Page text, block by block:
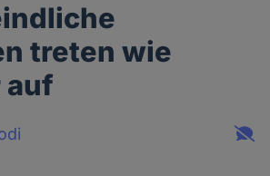
treten wie
auf